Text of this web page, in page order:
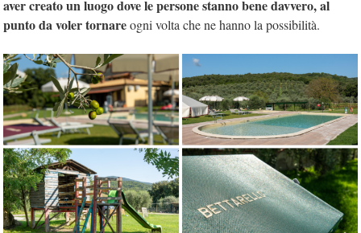
aver creato un luogo dove le persone stanno bene davvero, al
punto da voler tornareogni volta che ne hanno la possibilità.